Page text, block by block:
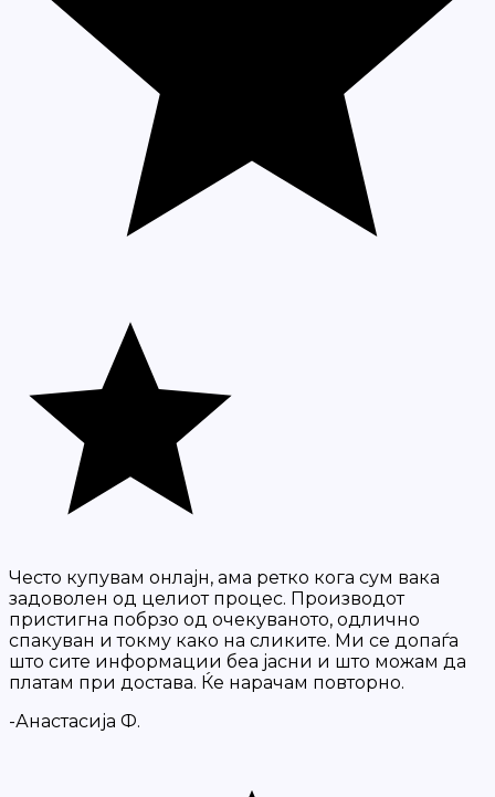
Често купувам онлајн, ама ретко кога сум вака
задоволен од целиот процес. Производот
пристигна побрзо од очекуваното, одлично
спакуван и токму како на сликите. Ми се допаѓа
што сите информации беа јасни и што можам да
платам при достава. Ќе нарачам повторно.
-Анастасија Ф.